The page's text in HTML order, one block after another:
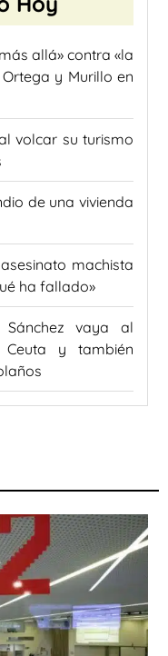
allá» contra «la
y Murillo en
volcar su turismo
de una vivienda
machista
ha fallado»
vaya al
y también